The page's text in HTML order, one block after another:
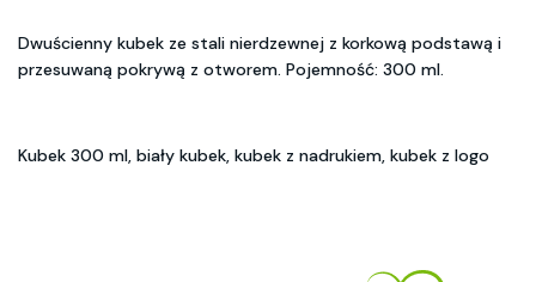
Dwuścienny kubek ze stali nierdzewnej z korkową podstawą i
przesuwaną pokrywą z otworem. Pojemność: 300 ml.
Kubek 300 ml, biały kubek, kubek z nadrukiem, kubek z logo